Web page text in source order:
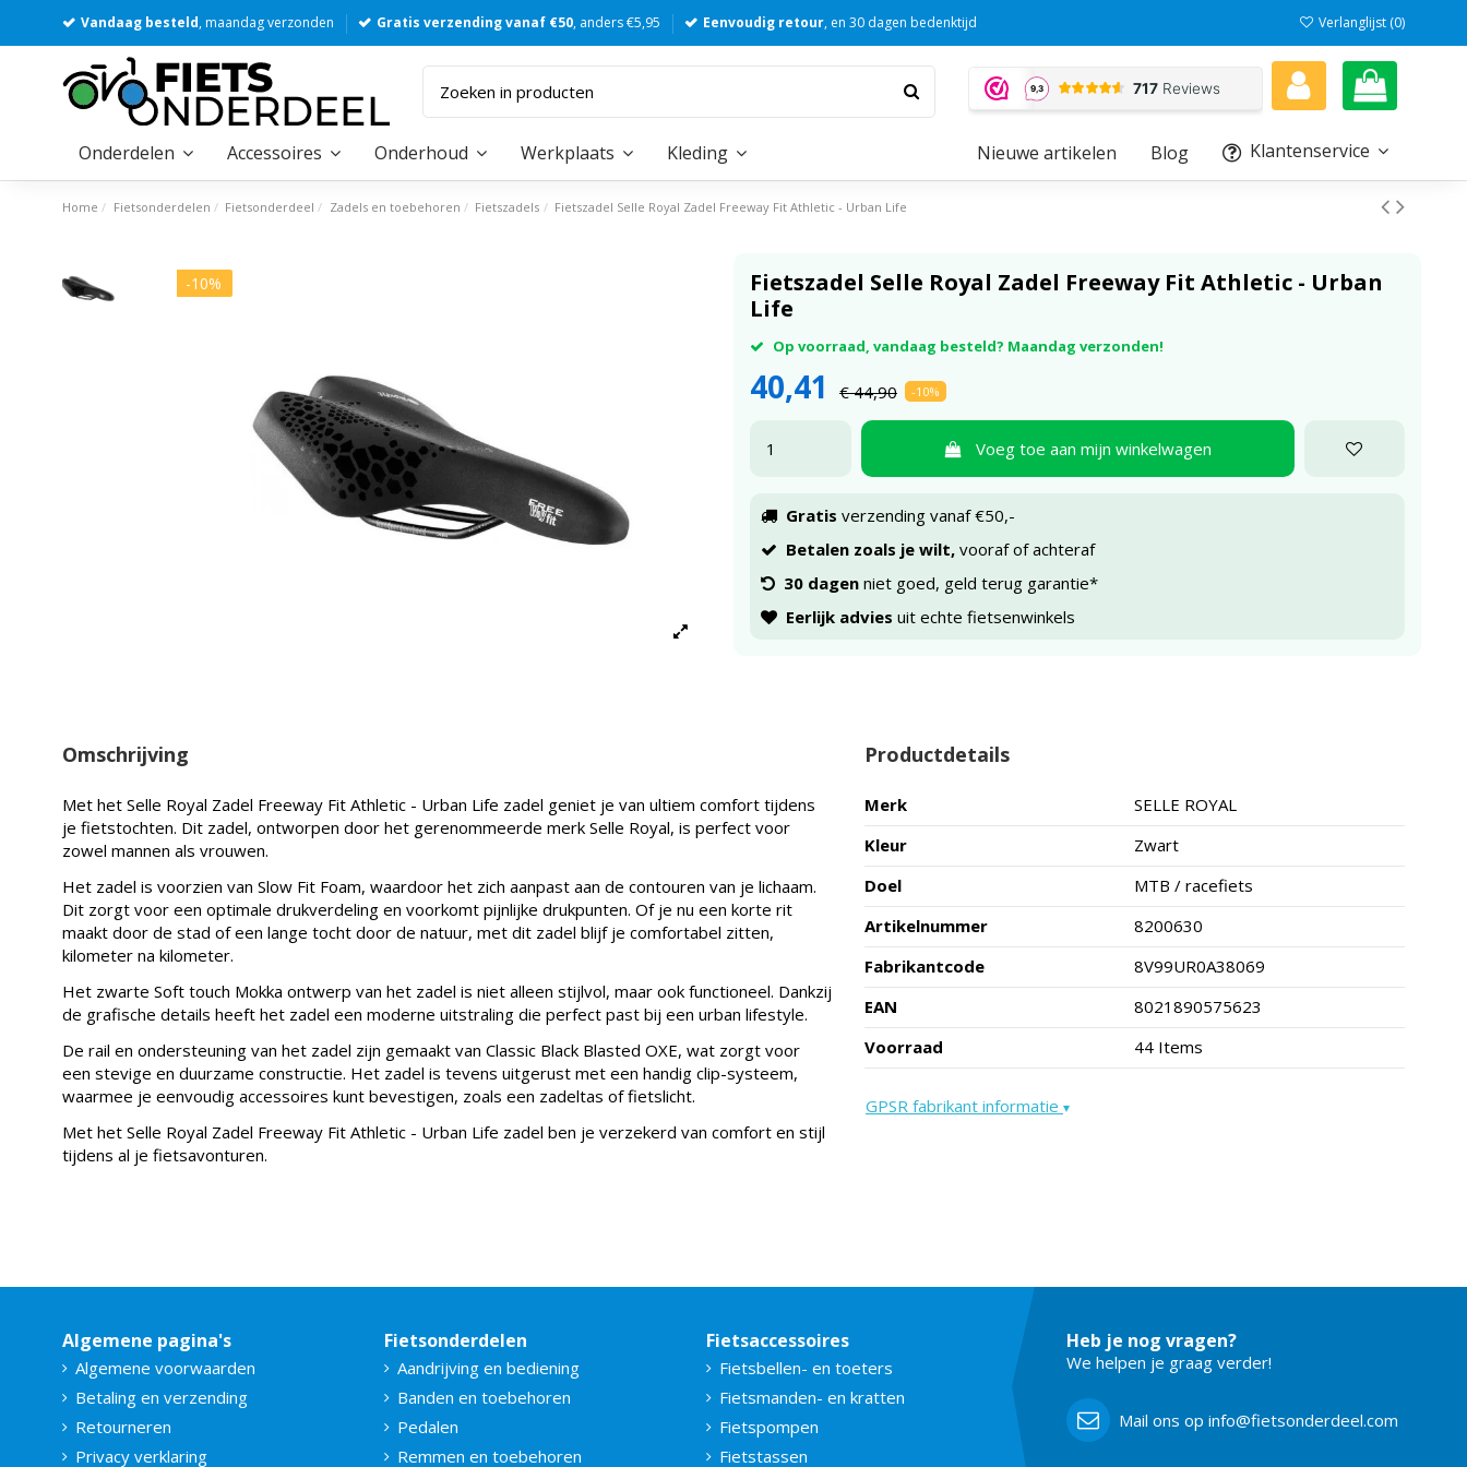
Vandaag besteld, maandag verzonden Gratis verzending vanaf €50, anders €5,95 Eenvoudig retour, en 30 dagen bedenktijd Verlanglijst (0)
Onderdelen Accessoires Onderhoud Werkplaats Kleding Klantenservice
Blog
Nieuwe artikelen
Home Fietsonderdelen Fietsonderdeel Zadels en toebehoren Fietszadels Fietszadel Selle Royal Zadel Freeway Fit Athletic - Urban Life
-10%
Fietszadel Selle Royal Zadel Freeway Fit Athletic - Urban
Life
Op voorraad, vandaag besteld? Maandag verzonden!
40,41 € 44,90 -10%
Voeg toe aan mijn winkelwagen
Gratis verzending vanaf €50,-
Betalen zoals je wilt,vooraf of achteraf
30 dagenniet goed, geld terug garantie*
Eerlijk advies uit echte fietsenwinkels
Omschrijving
Met het Selle Royal Zadel Freeway Fit Athletic - Urban Life zadel geniet je van ultiem comfort tijdens
je fietstochten. Dit zadel, ontworpen door het gerenommeerde merk Selle Royal, is perfect voor
zowel mannen als vrouwen.
Het zadel is voorzien van Slow Fit Foam, waardoor het zich aanpast aan de contouren van je lichaam.
Dit zorgt voor een optimale drukverdeling en voorkomt pijnlijke drukpunten. Of je nu een korte rit
maakt door de stad of een lange tocht door de natuur, met dit zadel blijf je comfortabel zitten,
kilometer na kilometer.
Het zwarte Soft touch Mokka ontwerp van het zadel is niet alleen stijlvol, maar ook functioneel. Dankzij
de grafische details heeft het zadel een moderne uitstraling die perfect past bij een urban lifestyle.
De rail en ondersteuning van het zadel zijn gemaakt van Classic Black Blasted OXE, wat zorgt voor
een stevige en duurzame constructie. Het zadel is tevens uitgerust met een handig clip-systeem,
waarmee je eenvoudig accessoires kunt bevestigen, zoals een zadeltas of fietslicht.
Met het Selle Royal Zadel Freeway Fit Athletic - Urban Life zadel ben je verzekerd van comfort en stijl
tijdens al je fietsavonturen.
Productdetails
Merk
SELLE ROYAL
Kleur
Zwart
Doel
MTB / racefiets
Artikelnummer
8200630
Fabrikantcode
8V99UR0A38069
EAN
8021890575623
Voorraad
44 Items
GPSR fabrikant informatie ▾
Algemene pagina's
Algemene voorwaarden
Betaling en verzending
Retourneren
Privacy verklaring
Fietsonderdelen
Aandrijving en bediening
Banden en toebehoren
Pedalen
Remmen en toebehoren
Fietsaccessoires
Fietsbellen- en toeters
Fietsmanden- en kratten
Fietspompen
Fietstassen
Heb je nog vragen?
We helpen je graag verder!
Mail ons op info@fietsonderdeel.com